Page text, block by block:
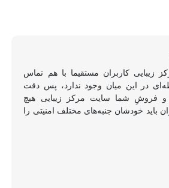
زیبایی کاربران مستقیما با هم تماس
در این میان وجود ندارد، پس دقت
و فروشِ شما سایت مرکز زیبایی هیچ
باید خودشان جنبه‌های مختلف امنیتی را